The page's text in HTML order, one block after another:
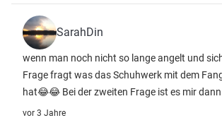
SarahDin
wenn man noch nicht so lange angelt und
Frage fragt was das Schuhwerk mit dem
hat😂😂 Bei der zweiten Frage ist es mir
vor 3 Jahre